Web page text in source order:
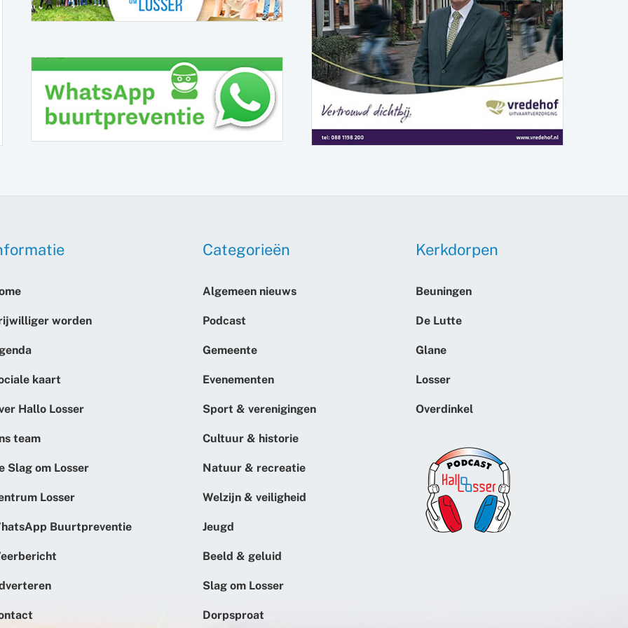
worden
kaart
Hallo Losser
team
Slag om Losser
Losser
Buurtpreventie
Categorieën
Algemeen nieuws
Podcast
Gemeente
Evenementen
Sport & verenigingen
Cultuur & historie
Natuur & recreatie
Welzijn & veiligheid
Jeugd
Beeld & geluid
Slag om Losser
Dorpsproat
Kerkdorpen
Beuningen
De Lutte
Glane
Losser
Overdinkel